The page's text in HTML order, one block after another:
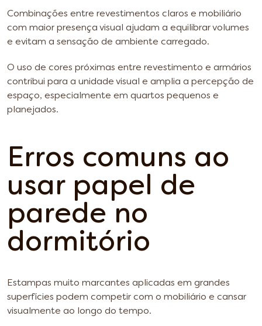
Combinações entre revestimentos claros e mobiliário
com maior presença visual ajudam a equilibrar volumes
e evitam a sensação de ambiente carregado.
O uso de cores próximas entre revestimento e armários
contribui para a unidade visual e amplia a percepção de
espaço, especialmente em quartos pequenos e
planejados.
Erros comuns ao
usar papel de
parede no
dormitório
Estampas muito marcantes aplicadas em grandes
superfícies podem competir com o mobiliário e cansar
visualmente ao longo do tempo.